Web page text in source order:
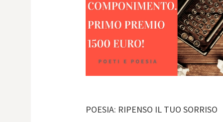
POESIA: RIPENSO IL TUO SORRISO